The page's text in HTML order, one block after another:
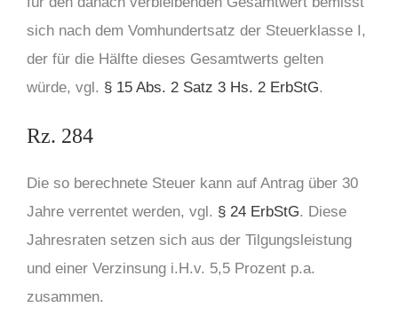
sich nach dem Vomhundertsatz der Steuerklasse I,
der für die Hälfte dieses Gesamtwerts gelten
würde, vgl. § 15 Abs. 2 Satz 3 Hs. 2 ErbStG.
Rz. 284
Die so berechnete Steuer kann auf Antrag über 30
Jahre verrentet werden, vgl. § 24 ErbStG. Diese
Jahresraten setzen sich aus der Tilgungsleistung
und einer Verzinsung i.H.v. 5,5 Prozent p.a.
zusammen.